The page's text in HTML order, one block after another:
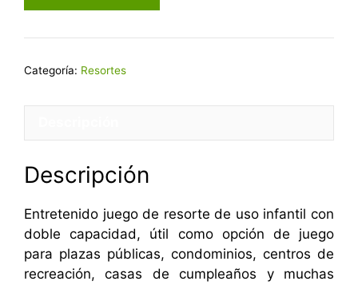
Categoría: Resortes
Descripción
Entretenido juego de resorte de uso infantil con
doble capacidad, útil como opción de juego
para plazas públicas, condominios, centros de
recreación, casas de cumpleaños y muchas